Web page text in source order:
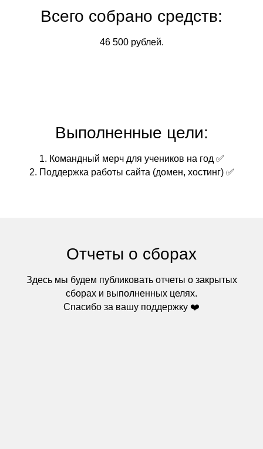
Всего собрано средств:
46 500 рублей.
Выполненные цели:
1. Командный мерч для учеников на год ✅
2. Поддержка работы сайта (домен, хостинг) ✅
Отчеты о сборах
Здесь мы будем публиковать отчеты о закрытых
сборах и выполненных целях.
Спасибо за вашу поддержку ❤️